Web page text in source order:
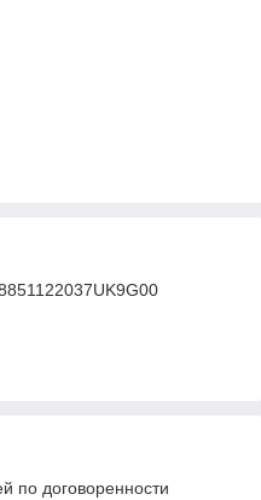
по договоренности